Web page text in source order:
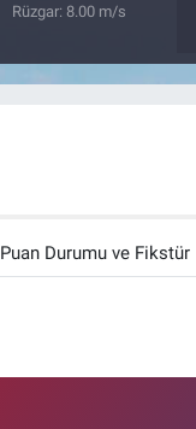
Rüzgar: 8.00 m/s
Puan Durumu ve Fikstür